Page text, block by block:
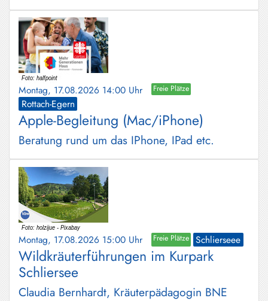
Montag, 17.08.2026 14:00 Uhr Freie Plätze
Rottach-Egern
Apple-Begleitung (Mac/iPhone)
Beratung rund um das IPhone, IPad etc.
Montag, 17.08.2026 15:00 Uhr Freie Plätze Schlierseee
Wildkräuterführungen im Kurpark
Schliersee
Claudia Bernhardt, Kräuterpädagogin BNE